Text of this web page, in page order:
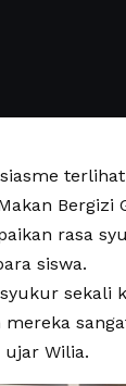
Bergizi
rasa
siswa.
sekali
ujar Wilia.